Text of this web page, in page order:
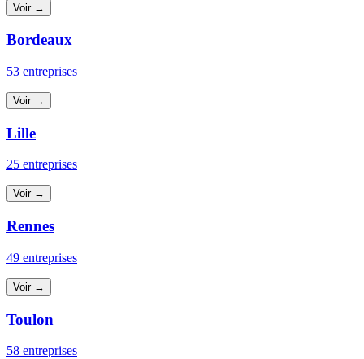
Voir →
Bordeaux
53 entreprises
Voir →
Lille
25 entreprises
Voir →
Rennes
49 entreprises
Voir →
Toulon
58 entreprises